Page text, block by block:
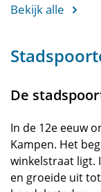
Bekijk alle
De
In de 12e eeuw
Kampen. Het
winkelstraat ligt.
en groeide uit